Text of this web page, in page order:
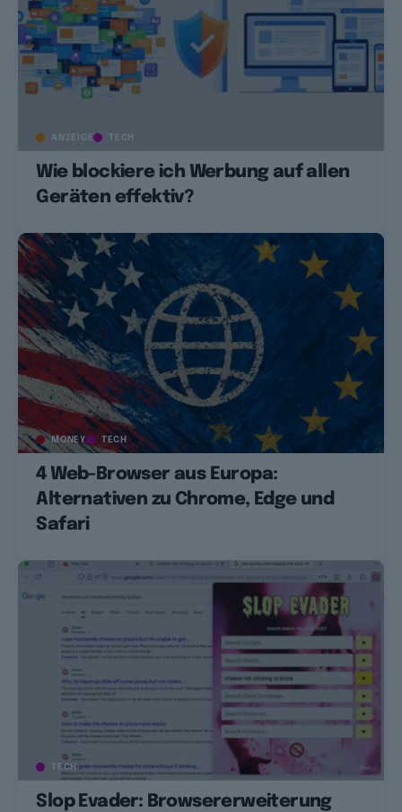
ANZEIGE TECH
Wie blockiere ich Werbung auf allen
Geräten effektiv?
MONEY TECH
4 Web-Browser aus Europa:
Alternativen zu Chrome, Edge und
Safari
TECH
Slop Evader: Browsererweiterung